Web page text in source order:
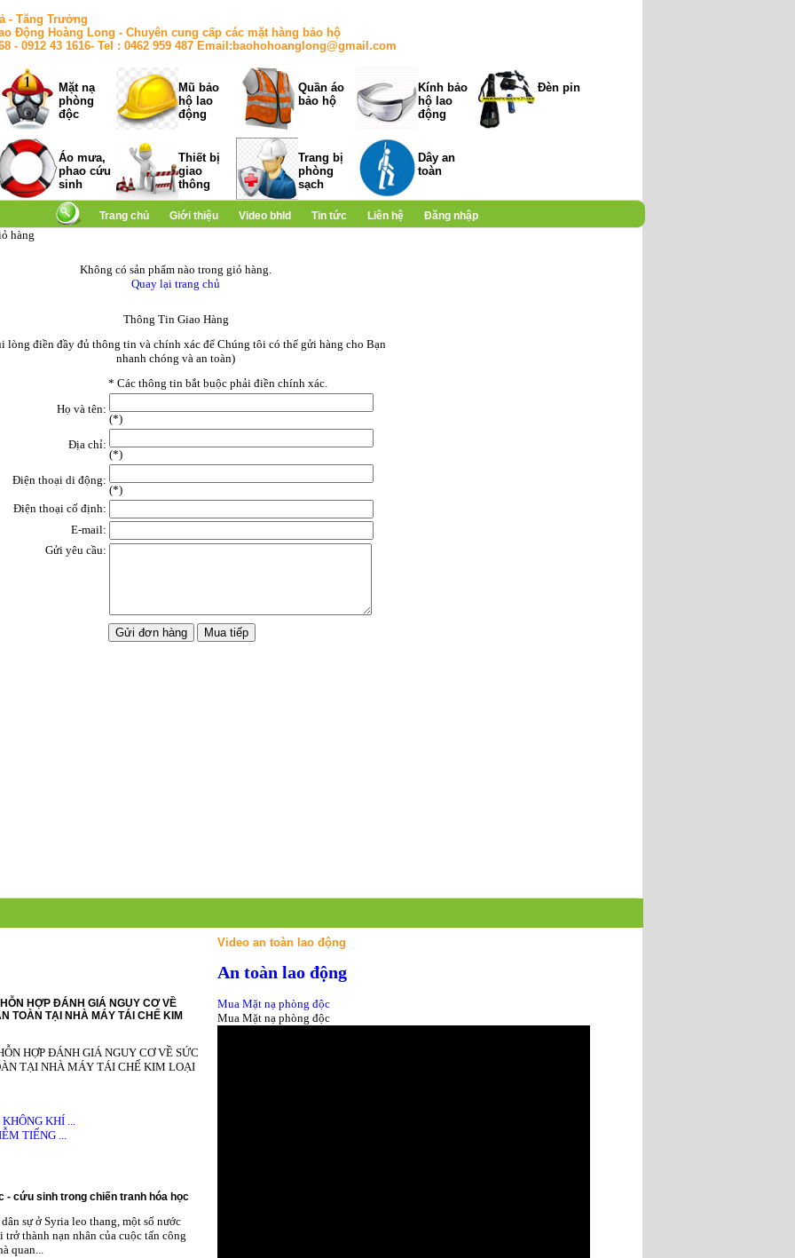
- Tăng Trưởng
Động Hoàng Long - Chuyên cung cấp các mặt hàng bảo hộ
- 0912 43 1616- Tel : 0462 959 487 Email:baohohoanglong@gmail.com
Mặt nạ
phòng
độc
Mũ bảo
hộ lao
động
Quần áo
bảo hộ
Kính bảo
hộ lao
động
Đèn pin
Áo mưa,
phao cứu
sinh
Thiết bị
giao
thông
Trang bị
phòng
sạch
Dây an
toàn
Trang chủ Giới thiệu Video bhld Tin tức Liên hệ
Đăng nhập
hàng
Không có sản phẩm nào trong giỏ hàng.
Quay lại trang chủ
Thông Tin Giao Hàng
lòng điền đầy đủ thông tin và chính xác để Chúng tôi có thể gửi hàng cho Bạn
nhanh chóng và an toàn)
* Các thông tin bắt buộc phải điền chính xác.
Họ và tên:
(*)
Địa chỉ:
(*)
Điện thoại di động:
(*)
Điện thoại cố định:
E-mail:
Gửi yêu cầu:
HỢP ĐÁNH GIÁ NGUY CƠ VỀ
TOÀN TẠI NHÀ MÁY TÁI CHẾ KIM
HỢP ĐÁNH GIÁ NGUY CƠ VỀ SỨC
TẠI NHÀ MÁY TÁI CHẾ KIM LOẠI
KHÍ ...
TIẾNG ...
- cứu sinh trong chiến tranh hóa học
sự ở Syria leo thang, một số nước
thành nạn nhân của cuộc tấn công
quan...
Video an toàn lao động
An toàn lao động
Mua Mặt nạ phòng độc
Mua Mặt nạ phòng độc